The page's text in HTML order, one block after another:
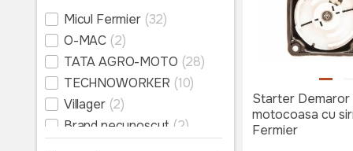
Accesorii și consumabile
pentru tractoare și roboți
de tuns iarba
Accesorii și consumabile
mașini de tuns iarba
Piese de schimb motocoase
Piese de schimb masini de
tuns iarba
Micul Fermier (32)
O-MAC (2)
TATA AGRO-MOTO (28)
TECHNOWORKER (10)
Villager (2)
Brand necunoscut (2)
Starter Demaror
motocoasa cu
Fermier